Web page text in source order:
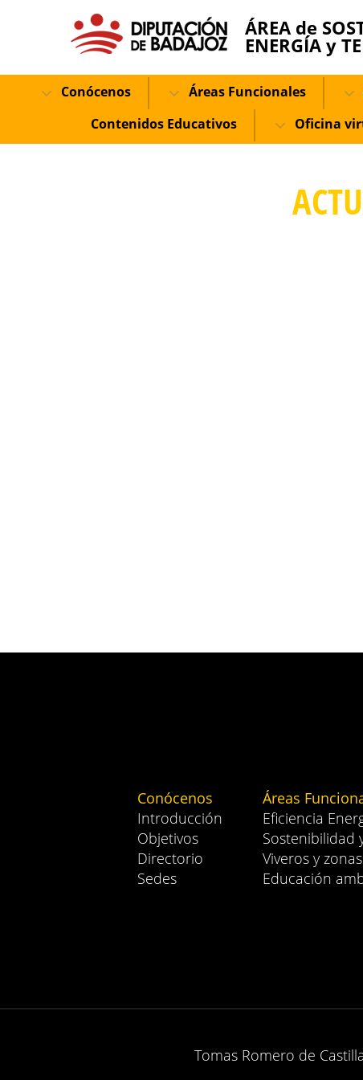
ÁREA de
ENERGÍA y
Conócenos Áreas Funcionales
Contenidos Educativos
Oficina
Conócenos
Introducción
Objetivos
Directorio
Sedes
Áreas
Eficiencia
Sostenibilidad
Viveros y
Educación
Tomas Romero de